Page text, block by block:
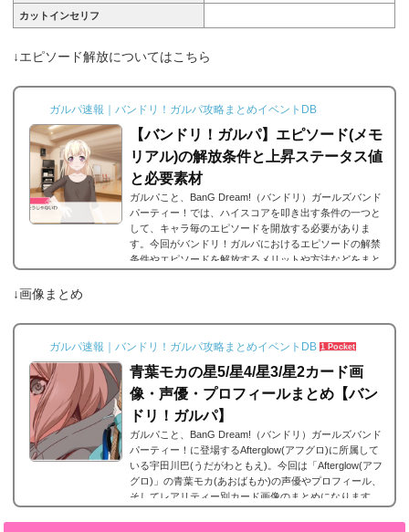
カットインセリフ
↓エピソード解放についてはこちら
ガルパ速報｜バンドリ！ガルパ攻略まとめイベントDB
【バンドリ！ガルパ】エピソード(メモ
リアル)の解放条件と上昇ステータス値
と必要素材
ガルパこと、BanG Dream!（バンドリ）ガールズバンド
パーティー！では、ハイスコアを叩き出す条件の一つと
して、キャラ毎のエピソードを開放する必要がありま
す。今回がバンドリ！ガルパにおけるエピソードの解禁
条件やエピソードを解放するメリットや方法などをまと
す。エピソードは各キャラクターの詳細にあり、解放す
よ...
↓画像まとめ
ガルパ速報｜バンドリ！ガルパ攻略まとめイベントDB 1 Pocket
青葉モカの星5/星4/星3/星2カード画
像・声優・プロフィールまとめ【バン
ドリ！ガルパ】
ガルパこと、BanG Dream!（バンドリ）ガールズバンド
パーティー！に登場するAfterglow(アフグロ)に所属して
いる宇田川巴(うだがわともえ)。今回は「Afterglow(アフ
グロ)」の青葉モカ(あおばもか)の声優やプロフィール、
そしてレアリティー別カード画像のまとめになります。